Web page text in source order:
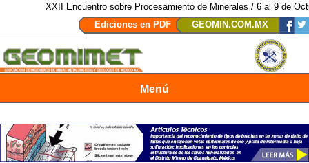
XXII Encuentro sobre Procesamiento de Minerales / 6 al 9 de
Ediciones en PDF
GEOMIN.COM.MX
Menú